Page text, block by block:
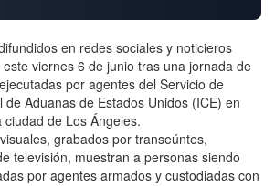
en redes sociales y noticieros
viernes 6 de junio tras una jornada de
por agentes del Servicio de
de Aduanas de Estados Unidos (ICE) en
de Los Ángeles.
grabados por transeúntes,
televisión, muestran a personas siendo
por agentes armados y custodiadas con